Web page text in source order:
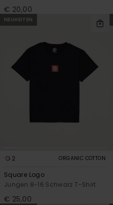
€ 20,00
NEUHEITEN
2 ORGANIC COTTON
Square Logo
Jungen 8-16 Schwarz T-Shirt
€ 25,00